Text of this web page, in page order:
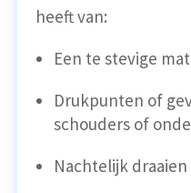
heeft van:
Een te stevige
Drukpunten of
schouders of
Nachtelijk